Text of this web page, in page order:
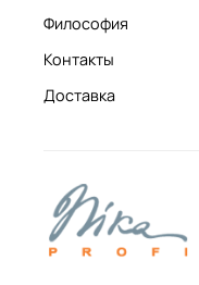
Философия
Контакты
Доставка